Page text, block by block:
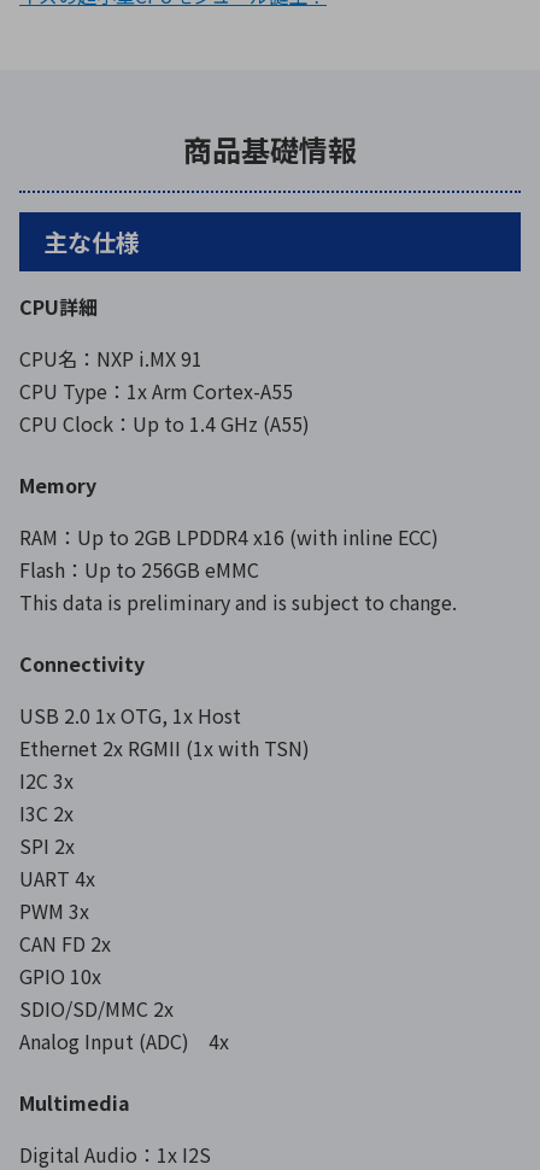
商品基礎情報
主な仕様
CPU詳細
CPU名：NXP i.MX 91
CPU Type：1x Arm Cortex-A55
CPU Clock：Up to 1.4 GHz (A55)
Memory
RAM：Up to 2GB LPDDR4 x16 (with inline ECC)
Flash：Up to 256GB eMMC
This data is preliminary and is subject to change.
Connectivity
USB 2.0 1x OTG, 1x Host
Ethernet 2x RGMII (1x with TSN)
I2C 3x
I3C 2x
SPI 2x
UART 4x
PWM 3x
CAN FD 2x
GPIO 10x
SDIO/SD/MMC 2x
Analog Input (ADC) 4x
Multimedia
Digital Audio：1x I2S